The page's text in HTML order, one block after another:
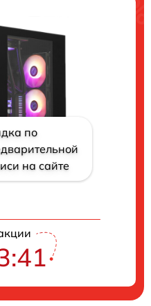
по
на сайте